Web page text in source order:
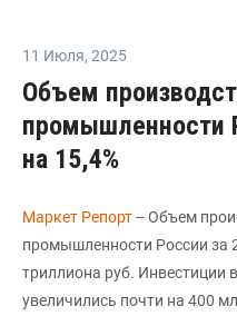
11 Июля, 2025
Объем
промышленности
на 15,4%
Маркет Репорт-- Объем
промышленности России за
триллиона руб. Инвестиции
увеличились почти на 400